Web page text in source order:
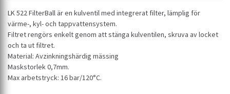
LK 522 FilterBall är en kulventil med integrerat filter, lämplig för
värme-, kyl- och tappvattensystem.
Filtret rengörs enkelt genom att stänga kulventilen, skruva av locket
och ta ut filtret.
Material: Avzinkningshärdig mässing
Maskstorlek 0,7mm.
Max arbetstryck: 16 bar/120°C.